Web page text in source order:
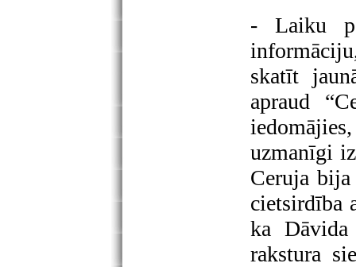
- Laiku
skatīt
apraud
uzmanīgi
Ceruja
cietsirdība
ka
rakstura